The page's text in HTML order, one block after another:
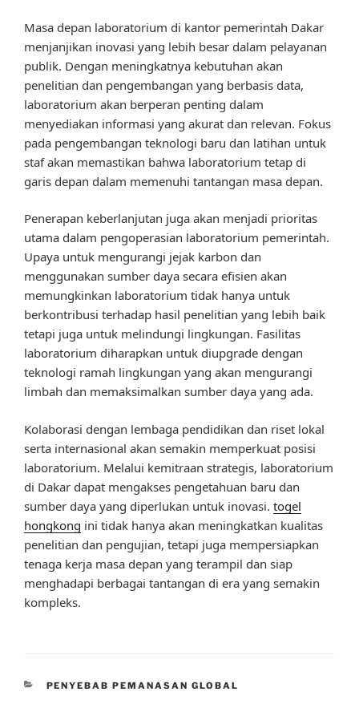
Masa depan laboratorium di kantor pemerintah Dakar
menjanjikan inovasi yang lebih besar dalam pelayanan
publik. Dengan meningkatnya kebutuhan akan
penelitian dan pengembangan yang berbasis data,
laboratorium akan berperan penting dalam
menyediakan informasi yang akurat dan relevan. Fokus
pada pengembangan teknologi baru dan latihan untuk
staf akan memastikan bahwa laboratorium tetap di
garis depan dalam memenuhi tantangan masa depan.
Penerapan keberlanjutan juga akan menjadi prioritas
utama dalam pengoperasian laboratorium pemerintah.
Upaya untuk mengurangi jejak karbon dan
menggunakan sumber daya secara efisien akan
memungkinkan laboratorium tidak hanya untuk
berkontribusi terhadap hasil penelitian yang lebih baik
tetapi juga untuk melindungi lingkungan. Fasilitas
laboratorium diharapkan untuk diupgrade dengan
teknologi ramah lingkungan yang akan mengurangi
limbah dan memaksimalkan sumber daya yang ada.
Kolaborasi dengan lembaga pendidikan dan riset lokal
serta internasional akan semakin memperkuat posisi
laboratorium. Melalui kemitraan strategis, laboratorium
di Dakar dapat mengakses pengetahuan baru dan
sumber daya yang diperlukan untuk inovasi. togel
hongkong ini tidak hanya akan meningkatkan kualitas
penelitian dan pengujian, tetapi juga mempersiapkan
tenaga kerja masa depan yang terampil dan siap
menghadapi berbagai tantangan di era yang semakin
kompleks.
CATEGORIES
PENYEBAB PEMANASAN GLOBAL